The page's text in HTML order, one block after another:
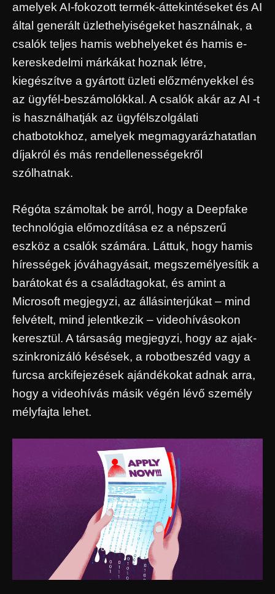
amelyek AI-fokozott termék-áttekintéseket és AI
által generált üzlethelyiségeket használnak, a
csalók teljes hamis webhelyeket és hamis e-
kereskedelmi márkákat hoznak létre,
kiegészítve a gyártott üzleti előzményekkel és
az ügyfél-beszámolókkal. A csalók akár az AI -t
is használhatják az ügyfélszolgálati
chatbotokhoz, amelyek megmagyarázhatatlan
díjakról és más rendellenességekről
szólhatnak.
Régóta számoltak be arról, hogy a Deepfake
technológia előmozdítása ez a népszerű
eszköz a csalók számára. Láttuk, hogy hamis
hírességek jóváhagyásait, megszemélyesítik a
barátokat és a családtagokat, és amint a
Microsoft megjegyzi, az állásinterjúkat – mind
felvételt, mind jelentkezik – videohívásokon
keresztül. A társaság megjegyzi, hogy az ajak-
szinkronizáló késések, a robotbeszéd vagy a
furcsa arckifejezések ajándékokat adnak arra,
hogy a videohívás másik végén lévő személy
mélyfajta lehet.